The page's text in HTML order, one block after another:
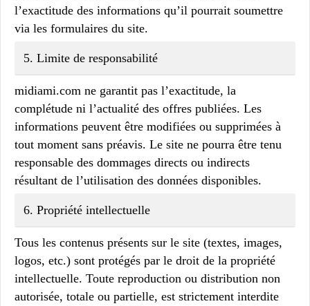
l’exactitude des informations qu’il pourrait soumettre
via les formulaires du site.
5. Limite de responsabilité
midiami.com ne garantit pas l’exactitude, la
complétude ni l’actualité des offres publiées. Les
informations peuvent être modifiées ou supprimées à
tout moment sans préavis. Le site ne pourra être tenu
responsable des dommages directs ou indirects
résultant de l’utilisation des données disponibles.
6. Propriété intellectuelle
Tous les contenus présents sur le site (textes, images,
logos, etc.) sont protégés par le droit de la propriété
intellectuelle. Toute reproduction ou distribution non
autorisée, totale ou partielle, est strictement interdite